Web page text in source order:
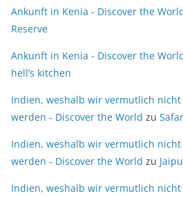
Ankunft in Kenia - Discover the
Reserve
Ankunft in Kenia - Discover the
hell’s kitchen
Indien, weshalb wir vermutlich
werden - Discover the World zu
Indien, weshalb wir vermutlich
werden - Discover the World zu
Indien, weshalb wir vermutlich